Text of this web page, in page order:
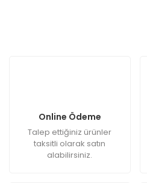
Online Ödeme
Talep ettiğiniz ürünler
taksitli olarak satın
alabilirsiniz.